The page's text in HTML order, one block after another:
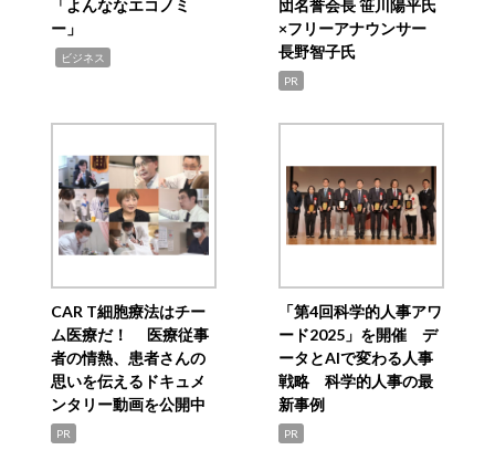
「よんななエコノミ
ー」
ビジネス
団名誉会長 笹川陽平氏
×フリーアナウンサー
長野智子氏
PR
CAR T細胞療法はチー
ム医療だ！ 医療従事
者の情熱、患者さんの
思いを伝えるドキュメ
ンタリー動画を公開中
PR
「第4回科学的人事アワ
ード2025」を開催 デ
ータとAIで変わる人事
戦略 科学的人事の最
新事例
PR